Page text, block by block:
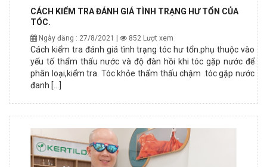
CÁCH KIỂM TRA ĐÁNH GIÁ TÌNH TRẠNG HƯ TỔN CỦA
TÓC.
Ngày đăng : 27/8/2021 | 852 Lượt xem
Cách kiểm tra đánh giá tình trạng tóc hư tổn.phụ thuộc vào
yếu tố thẩm thấu nước và độ đàn hồi khi tóc gặp nước để
phân loại,kiểm tra. Tóc khỏe thẩm thấu chậm .tóc gặp nước
đanh [...]